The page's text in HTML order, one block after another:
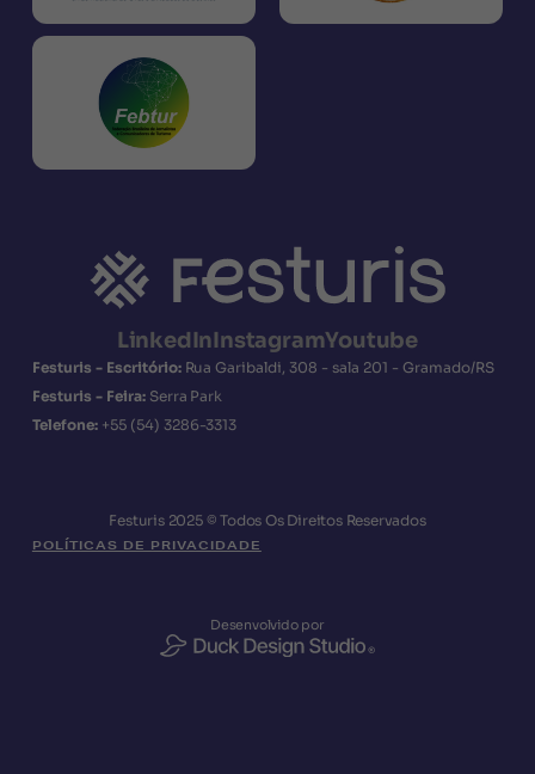
LinkedInInstagramYoutube
Festuris - Escritório: Rua Garibaldi, 308 - sala 201 - Gramado/RS
Festuris - Feira: Serra Park
Telefone: +55 (54) 3286-3313
Festuris 2025 © Todos Os Direitos Reservados
POLÍTICAS DE PRIVACIDADE
Desenvolvido por